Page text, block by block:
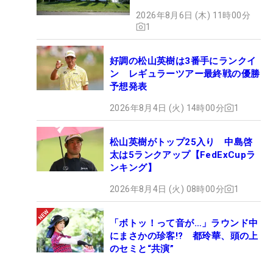
2026年8月6日 (木) 11時00分
1
好調の松山英樹は3番手にランクイ
ン レギュラーツアー最終戦の優勝
予想発表
2026年8月4日 (火) 14時00分 1
松山英樹がトップ25入り 中島啓
太は5ランクアップ【FedExCupラ
ンキング】
2026年8月4日 (火) 08時00分 1
「ボトッ！って音が…」ラウンド中
にまさかの珍客!? 都玲華、頭の上
のセミと“共演”